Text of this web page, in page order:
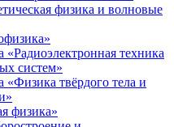
физика и волновые
«Радиоэлектронная техника
систем»
«Физика твёрдого тела и
физика»